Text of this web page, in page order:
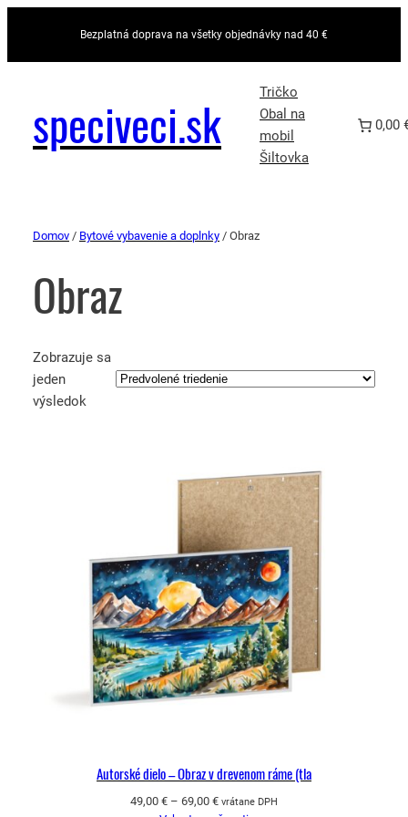
Bezplatná doprava na všetky objednávky nad 40 €
speciveci.sk
Tričko
Obal na
mobil
Šiltovka
0,00
Domov / Bytové vybavenie a doplnky / Obraz
Obraz
Zobrazuje sa
jeden
výsledok
Autorské dielo – Obraz v drevenom ráme (tla
49,00 € – 69,00 €Price
vrátane DPH